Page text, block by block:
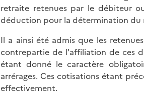
retraite retenues par le débiteur
déduction pour la détermination du
Il a ainsi été admis que les
contrepartie de l'affiliation de ces
étant donné le caractère
arrérages. Ces cotisations étant
effectivement.